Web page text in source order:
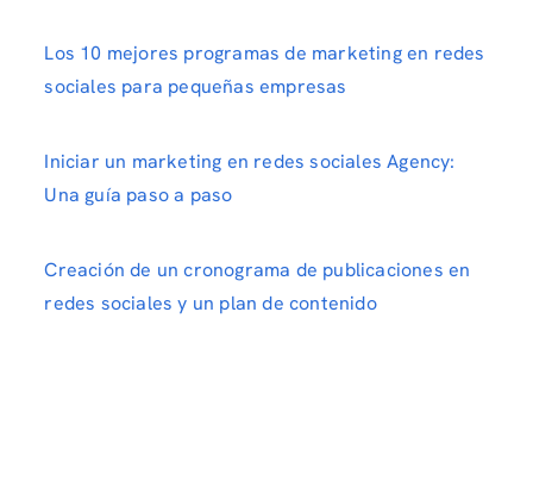
Los 10 mejores programas de marketing en redes
sociales para pequeñas empresas
Iniciar un marketing en redes sociales Agency:
Una guía paso a paso
Creación de un cronograma de publicaciones en
redes sociales y un plan de contenido